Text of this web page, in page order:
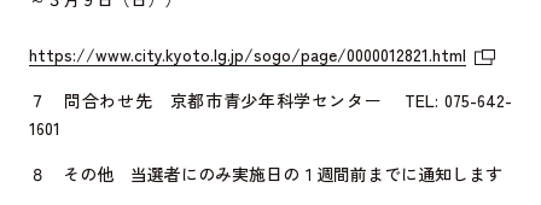
https://www.city.kyoto.lg.jp/sogo/page/0000012821.html
７ 問合わせ先 京都市青少年科学センター TEL: 075-642-
1601
８ その他 当選者にのみ実施日の１週間前までに通知します